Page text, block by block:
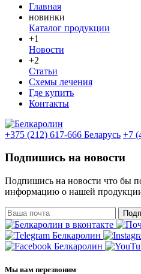
Главная
новинки
Каталог продукции
+1
Новости
+2
Статьи
Схемы лечения
Где купить
Контакты
+375 (212) 617-666 Беларусь +7
Подпишись на новости
Подпишись на новости что бы
информацию о нашей
Мы вам перезвоним